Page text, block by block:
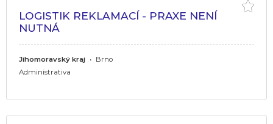
LOGISTIK REKLAMACÍ - PRAXE NENÍ
NUTNÁ
Jihomoravský kraj • Brno
Administrativa